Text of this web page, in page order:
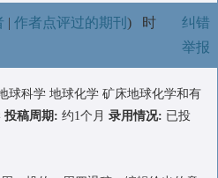
| 作者点评过的期刊 ) 时
纠错
举报
球科学 地球化学 矿床地球化学和有
投稿周期: 约1个月 录用情况: 已投